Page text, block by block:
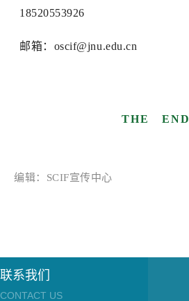
18520553926
邮箱：oscif@jnu.edu.cn
THE END
编辑：SCIF宣传中心
联系我们
CONTACT US